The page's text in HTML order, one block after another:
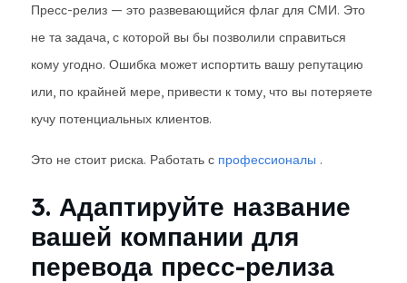
Пресс-релиз — это развевающийся флаг для СМИ. Это
не та задача, с которой вы бы позволили справиться
кому угодно. Ошибка может испортить вашу репутацию
или, по крайней мере, привести к тому, что вы потеряете
кучу потенциальных клиентов.
Это не стоит риска. Работать с профессионалы .
3. Адаптируйте название
вашей компании для
перевода пресс-релиза